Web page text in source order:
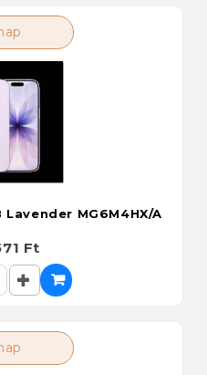
MG6M4HX/A
Ft